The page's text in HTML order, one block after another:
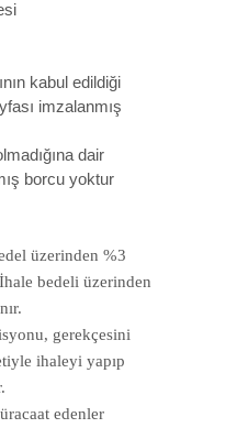
kabul edildiği
imzalanmış
dair
borcu yoktur
üzerinden %3
bedeli üzerinden
gerekçesini
ihaleyi yapıp
edenler